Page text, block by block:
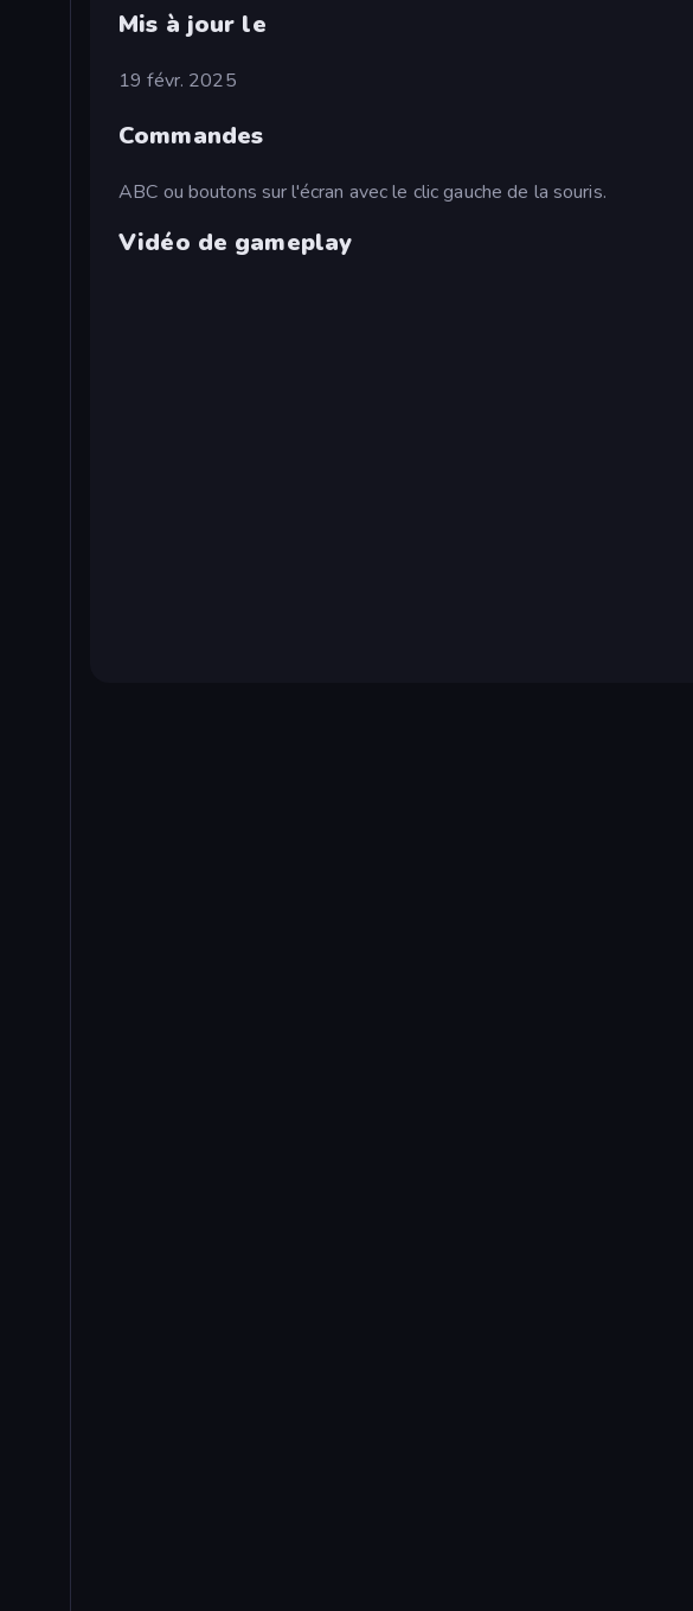
Mis à jour le
19 févr. 2025
Commandes
ABC ou boutons sur l'écran avec le clic gauche de la souris.
Vidéo de gameplay